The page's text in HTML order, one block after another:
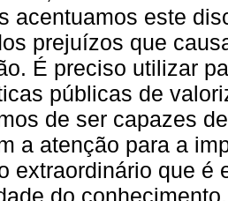
acentuamos este
prejuízos que
É preciso utilizar
públicas de
de ser capazes
a atenção para a
extraordinário que é